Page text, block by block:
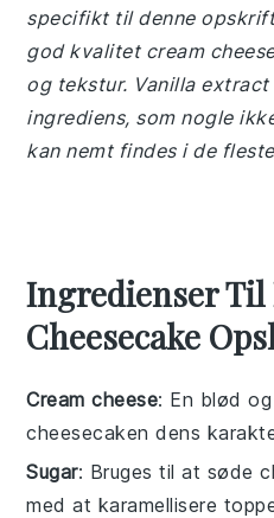
specifikt til denne
god kvalitet cream
og tekstur. Vanilla
ingrediens, som nogle
kan nemt findes i de
Ingredienser Til
Cheesecake
Cream cheese: En blød
cheesecaken dens
Sugar: Bruges til at søde
med at karamellisere